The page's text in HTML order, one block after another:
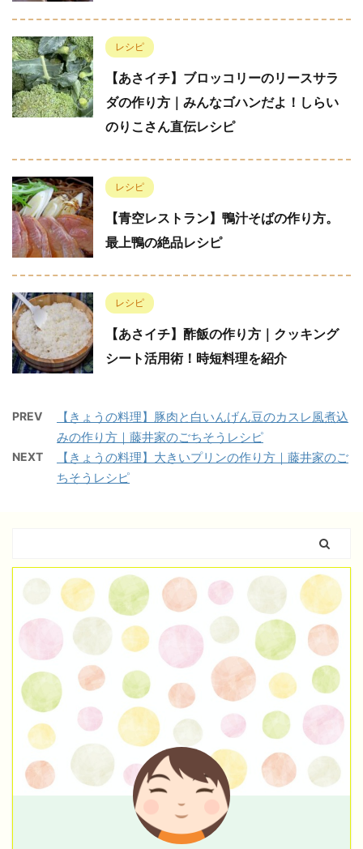
レシピ
【あさイチ】ブロッコリーのリースサラ
ダの作り方｜みんなゴハンだよ！しらい
のりこさん直伝レシピ
レシピ
【青空レストラン】鴨汁そばの作り方。
最上鴨の絶品レシピ
レシピ
【あさイチ】酢飯の作り方｜クッキング
シート活用術！時短料理を紹介
PREV
【きょうの料理】豚肉と白いんげん豆のカスレ風煮込
みの作り方｜藤井家のごちそうレシピ
NEXT
【きょうの料理】大きいプリンの作り方｜藤井家のご
ちそうレシピ